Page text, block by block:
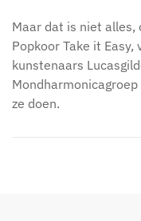
Maar dat is niet alles,
Popkoor Take it
kunstenaars
ze doen.